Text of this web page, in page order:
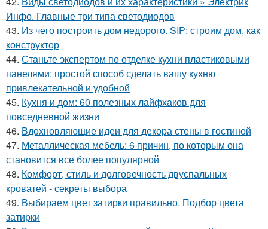
Инфо. Главные три типа светодиодов
43. Из чего построить дом недорого. SIP: строим дом, как
конструктор
44. Станьте экспертом по отделке кухни пластиковыми
панелями: простой способ сделать вашу кухню
привлекательной и удобной
45. Кухня и дом: 60 полезных лайфхаков для
повседневной жизни
46. Вдохновляющие идеи для декора стены в гостиной
47. Металлическая мебель: 6 причин, по которым она
становится все более популярной
48. Комфорт, стиль и долговечность двуспальных
кроватей - секреты выбора
49. Выбираем цвет затирки правильно. Подбор цвета
затирки